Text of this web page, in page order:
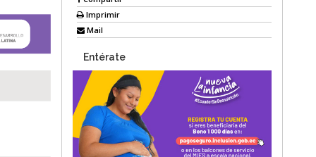
Imprimir
Mail
Entérate